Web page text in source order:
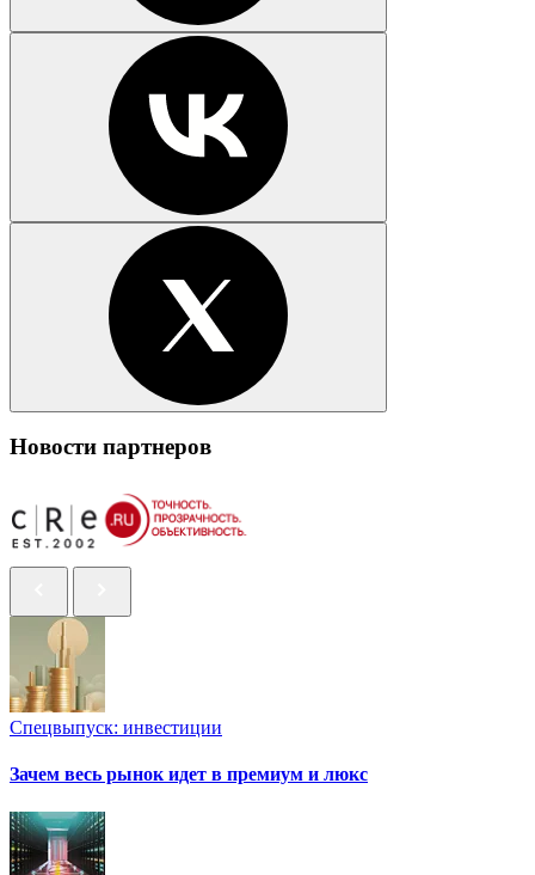
Новости партнеров
Спецвыпуск: инвестиции
Зачем весь рынок идет в премиум и люкс